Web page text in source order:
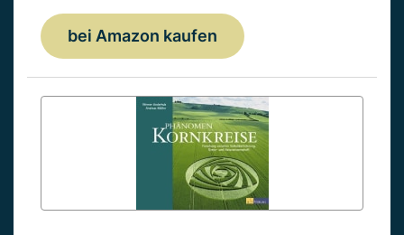
bei Amazon kaufen